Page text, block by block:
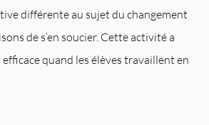
différente au sujet du changement
de s’en soucier. Cette activité a
quand les élèves travaillent en